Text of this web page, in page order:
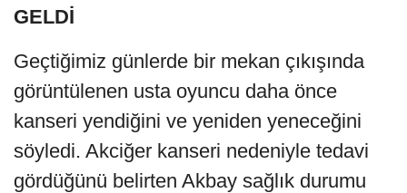
GELDİ
Geçtiğimiz günlerde bir mekan çıkışında
görüntülenen usta oyuncu daha önce
kanseri yendiğini ve yeniden yeneceğini
söyledi. Akciğer kanseri nedeniyle tedavi
gördüğünü belirten Akbay sağlık durumu